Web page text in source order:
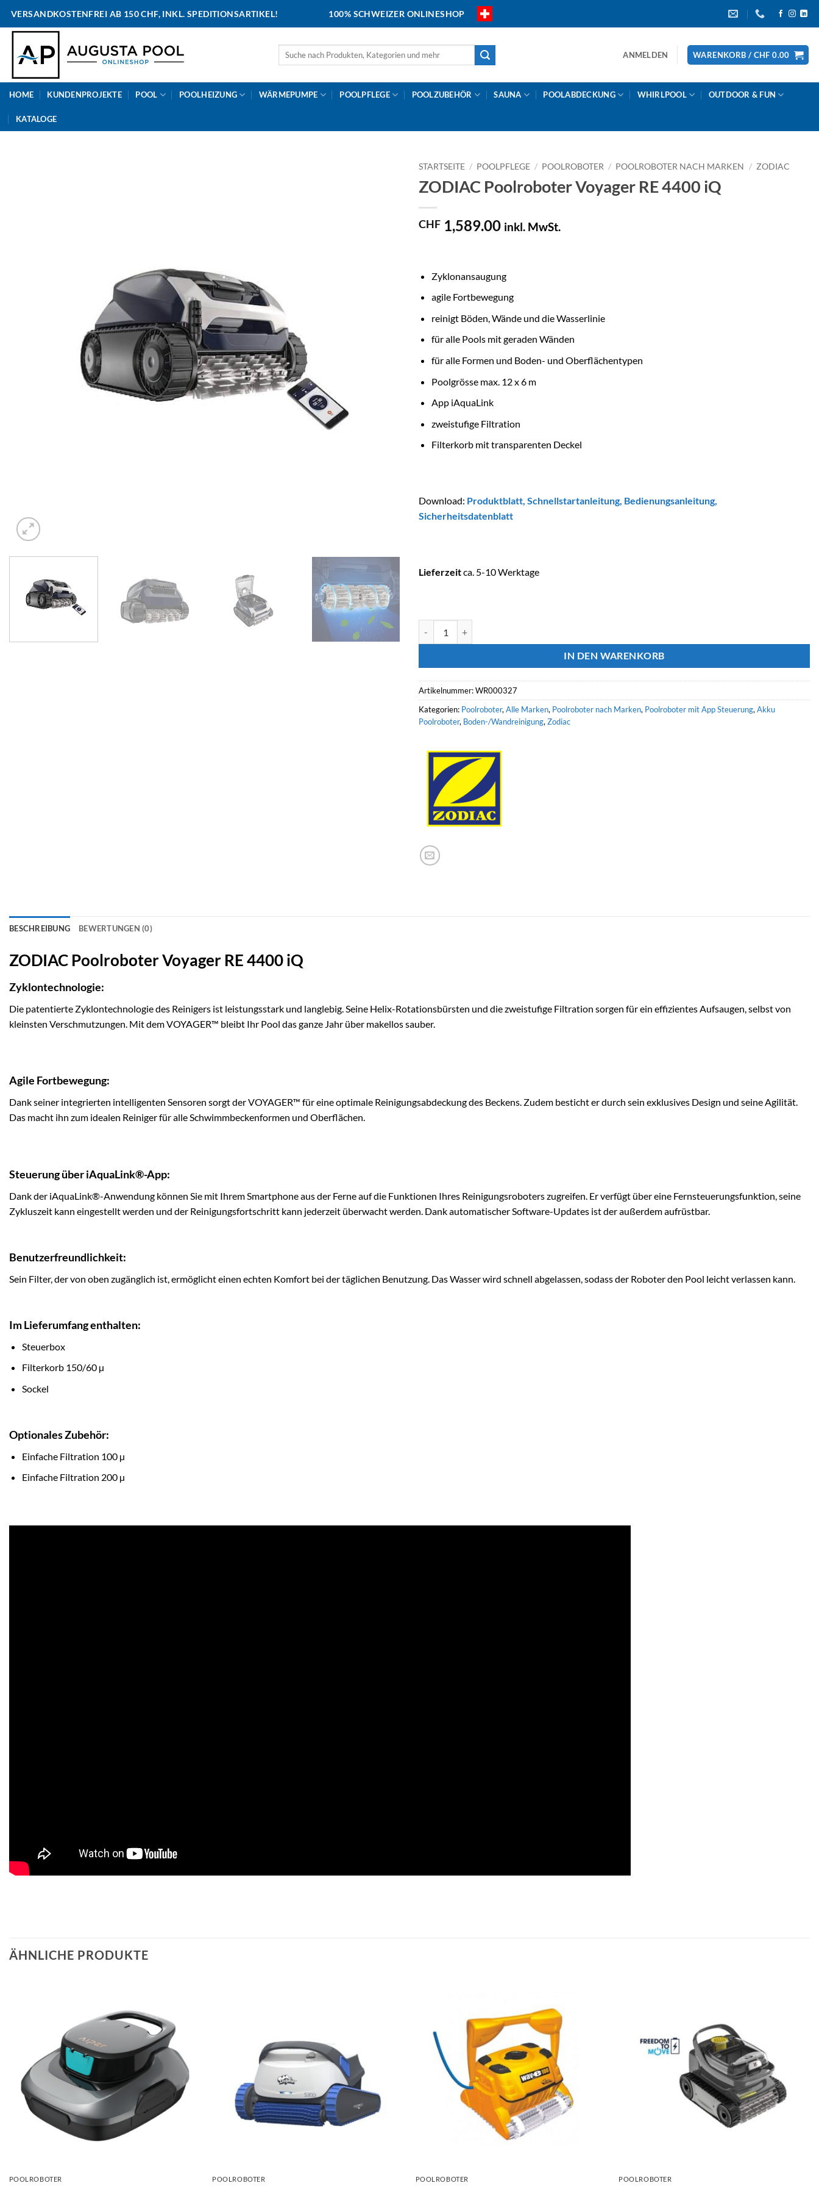
VERSANDKOSTENFREI AB 150 CHF, INKL. SPEDITIONSARTIKEL! 100% SCHWEIZER ONLINESHOP
Suche
ANMELDEN WARENKORB / CHF 0.00
HOME KUNDENPROJEKTE POOL POOLHEIZUNG WÄRMEPUMPE POOLPFLEGE POOLZUBEHÖR SAUNA POOLABDECKUNG WHIRLPOOL OUTDOOR & FUN
KATALOGE
STARTSEITE / POOLPFLEGE / POOLROBOTER / POOLROBOTER NACH MARKEN / ZODIAC
ZODIAC Poolroboter Voyager RE 4400 iQ
CHF 1,589.00 inkl. MwSt.
Zyklonansaugung
agile Fortbewegung
reinigt Böden, Wände und die Wasserlinie
für alle Pools mit geraden Wänden
für alle Formen und Boden- und Oberflächentypen
Poolgrösse max. 12 x 6 m
App iAquaLink
zweistufige Filtration
Filterkorb mit transparenten Deckel
Download: Produktblatt, Schnellstartanleitung, Bedienungsanleitung,
Sicherheitsdatenblatt
Lieferzeitca. 5-10 Werktage
IN DEN WARENKORB
Artikelnummer:WR000327
Kategorien: Poolroboter, Alle Marken, Poolroboter nach Marken, Poolroboter mit App Steuerung, Akku
Poolroboter, Boden-/Wandreinigung, Zodiac
BESCHREIBUNG BEWERTUNGEN (0)
ZODIAC Poolroboter Voyager RE 4400 iQ
Zyklontechnologie:
Die patentierte Zyklontechnologie des Reinigers ist leistungsstark und langlebig. Seine Helix-Rotationsbürsten und die zweistufige Filtration sorgen für ein effizientes Aufsaugen, selbst von
kleinsten Verschmutzungen. Mit dem VOYAGER™ bleibt Ihr Pool das ganze Jahr über makellos sauber.
Agile Fortbewegung:
Dank seiner integrierten intelligenten Sensoren sorgt der VOYAGER™ für eine optimale Reinigungsabdeckung des Beckens. Zudem besticht er durch sein exklusives Design und seine Agilität.
Das macht ihn zum idealen Reiniger für alle Schwimmbeckenformen und Oberflächen.
Steuerung über iAquaLink®-App:
Dank der iAquaLink®-Anwendung können Sie mit Ihrem Smartphone aus der Ferne auf die Funktionen Ihres Reinigungsroboters zugreifen. Er verfügt über eine Fernsteuerungsfunktion, seine
Zykluszeit kann eingestellt werden und der Reinigungsfortschritt kann jederzeit überwacht werden. Dank automatischer Software-Updates ist der außerdem aufrüstbar.
Benutzerfreundlichkeit:
Sein Filter, der von oben zugänglich ist, ermöglicht einen echten Komfort bei der täglichen Benutzung. Das Wasser wird schnell abgelassen, sodass der Roboter den Pool leicht verlassen kann.
Im Lieferumfang enthalten:
Steuerbox
Filterkorb 150/60 µ
Sockel
Optionales Zubehör:
Einfache Filtration 100 µ
Einfache Filtration 200 µ
ÄHNLICHE PRODUKTE
POOLROBOTER POOLROBOTER POOLROBOTER POOLROBOTER